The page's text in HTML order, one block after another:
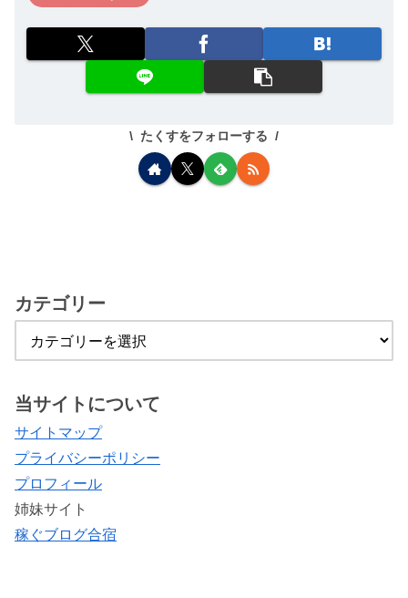
たくすをフォローする
カテゴリー
当サイトについて
サイトマップ
プライバシーポリシー
プロフィール
姉妹サイト
稼ぐブログ合宿